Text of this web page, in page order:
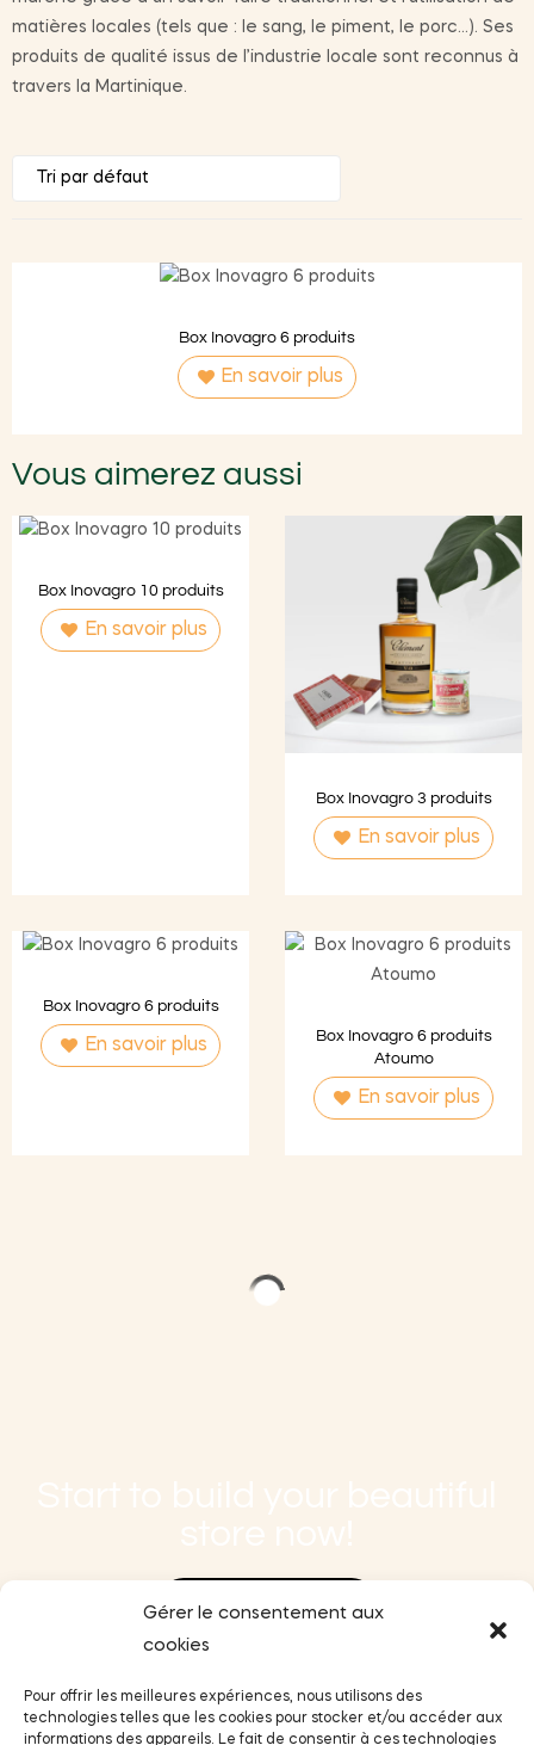
Gérer le consentement aux
cookies
Pour offrir les meilleures expériences, nous utilisons des
technologies telles que les cookies pour stocker et/ou accéder aux
informations des appareils. Le fait de consentir à ces technologies
matières locales (tels que : le sang, le piment, le porc…). Ses
produits de qualité issus de l’industrie locale sont reconnus à
travers la Martinique.
Box Inovagro 6 produits
En savoir plus
Vous aimerez aussi
Box Inovagro 10 produits
En savoir plus
Box Inovagro 3 produits
En savoir plus
Box Inovagro 6 produits
En savoir plus
Box Inovagro 6 produits
Atoumo
En savoir plus
Purchase Theme